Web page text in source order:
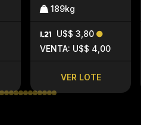
189kg
U$$ 3,80
VENTA: U$$ 4,00
VER LOTE